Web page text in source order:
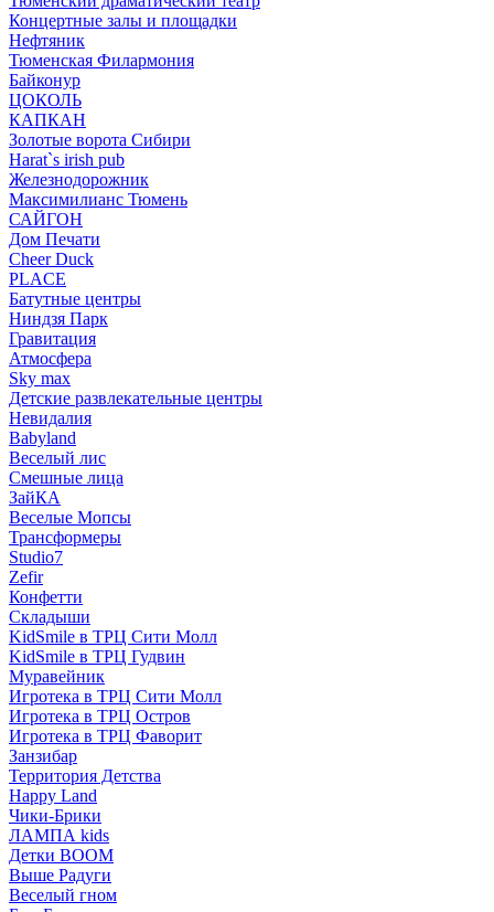
Концертные залы и площадки
Нефтяник
Тюменская Филармония
Байконур
ЦОКОЛЬ
КАПКАН
Золотые ворота Сибири
Harat`s irish pub
Железнодорожник
Максимилианс Тюмень
САЙГОН
Дом Печати
Cheer Duck
PLACE
Батутные центры
Ниндзя Парк
Гравитация
Атмосфера
Sky max
Детские развлекательные центры
Невидалия
Babyland
Веселый лис
Смешные лица
ЗайКА
Веселые Мопсы
Трансформеры
Studio7
Zefir
Конфетти
Складыши
KidSmile в ТРЦ Сити Молл
KidSmile в ТРЦ Гудвин
Муравейник
Игротека в ТРЦ Сити Молл
Игротека в ТРЦ Остров
Игротека в ТРЦ Фаворит
Занзибар
Территория Детства
Happy Land
Чики-Брики
ЛАМПА kids
Детки BOOM
Выше Радуги
Веселый гном